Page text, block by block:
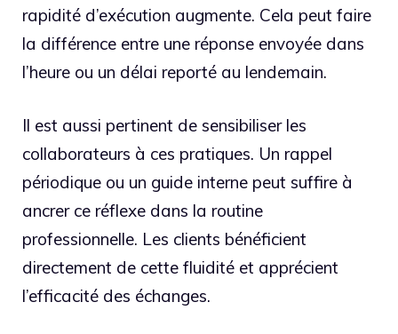
rapidité d’exécution augmente. Cela peut faire
la différence entre une réponse envoyée dans
l’heure ou un délai reporté au lendemain.
Il est aussi pertinent de sensibiliser les
collaborateurs à ces pratiques. Un rappel
périodique ou un guide interne peut suffire à
ancrer ce réflexe dans la routine
professionnelle. Les clients bénéficient
directement de cette fluidité et apprécient
l’efficacité des échanges.